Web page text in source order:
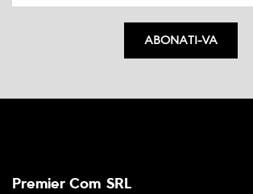
ABONATI-VA
Premier Com SRL